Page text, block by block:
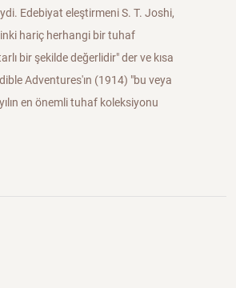
Edebiyat eleştirmeni S. T. Joshi,
hariç herhangi bir tuhaf
bir şekilde değerlidir" der ve kısa
Adventures'ın (1914) "bu veya
en önemli tuhaf koleksiyonu